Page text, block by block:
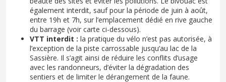
également interdit, sauf pour la période de juin à août,
entre 19h et 7h, sur l’emplacement dédié en rive gauche
du barrage (voir carte ci-dessous).
VTT interdit : la pratique du vélo n’est pas autorisée, à
l’exception de la piste carrossable jusqu’au lac de la
Sassière. Il s’agit ainsi de réduire les conflits d’usage
avec les randonneurs, d’éviter la dégradation des
sentiers et de limiter le dérangement de la faune.